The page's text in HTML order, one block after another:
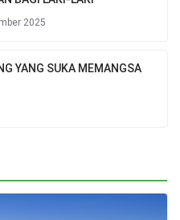
2025
YANG SUKA MEMANGSA